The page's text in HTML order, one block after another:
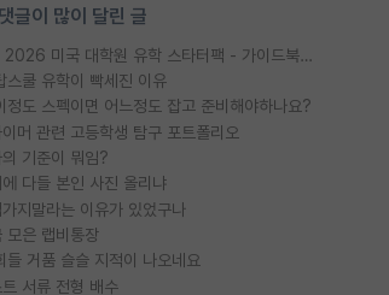
글이 많이 달린 글
[무료] 2026 미국 대학원 유학 스타터팩 - 가이드북 & 합격자 컨택메일 템플릿
스쿨 유학이 빡세진 이유
정도 스펙이면 어느정도 잡고 준비해야하나요?
이머 관련 고등학생 탐구 포트폴리오
의 기준이 뭐임?
에 다들 본인 사진 올리냐
지말라는 이유가 있었구나
모은 랩비통장
들 거품 슬슬 지적이 나오네요
트 서류 전형 배수